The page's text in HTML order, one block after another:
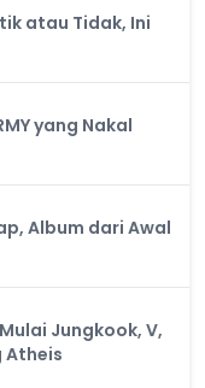
atau Tidak, Ini
yang Nakal
Album dari Awal
Jungkook, V,
Atheis